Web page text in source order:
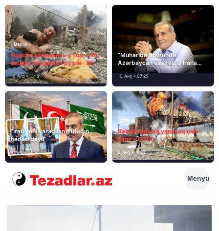
MEDİA
Просто вспомнить о том, что
было в эти дни в Грузии- 18
лет назад, 8 августа 2008
года…
10 Avq • 11:19
“Müharibə dövründə
Azərbaycan vasitəsilə İrana
yardım və dəstək göstərilib”
10 Avq • 07:25
“İran yeni yaradılan ittifaqın
hədəfi deyil”
9 Avq • 21:54
MEDİA
Bakıda hələ də yanacaq çəni
yanır – FOTO
9 Avq • 18:00
Menyu